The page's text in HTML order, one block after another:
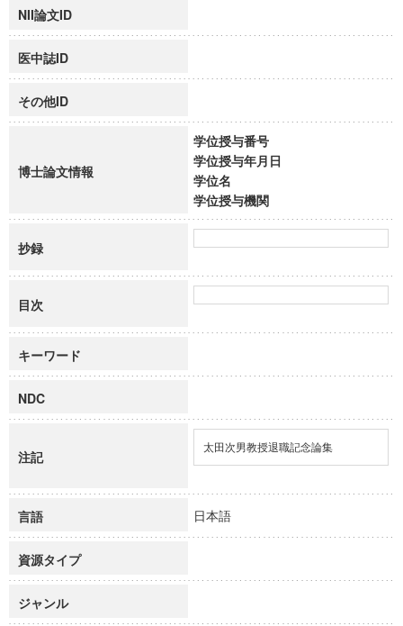
NII論文ID
医中誌ID
その他ID
博士論文情報
学位授与番号
学位授与年月日
学位名
学位授与機関
抄録
目次
キーワード
NDC
注記
太田次男教授退職記念論集
言語 日本語
資源タイプ
ジャンル